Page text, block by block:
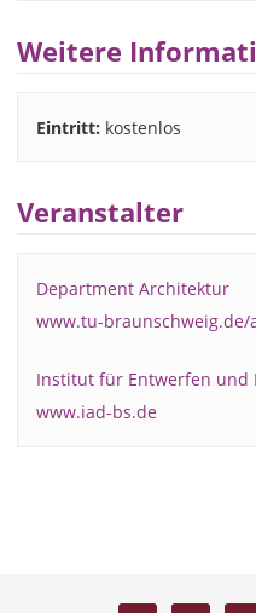
Weitere
Eintritt: kostenlos
Veranstalter
Department Architektur
www.tu-braunschweig.de/
Institut für Entwerfen und
www.iad-bs.de